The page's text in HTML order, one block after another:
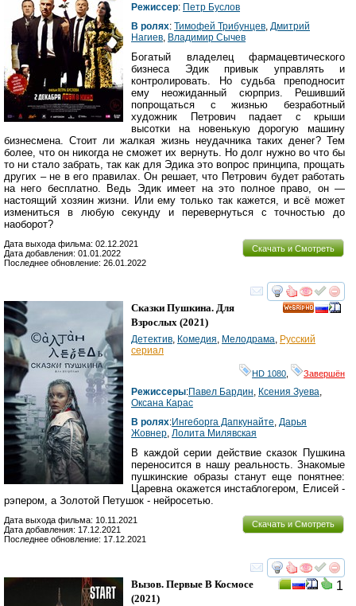
Режиссер: Петр Буслов
В ролях: Тимофей Трибунцев, Дмитрий
Нагиев, Владимир Сычев
Богатый владелец фармацевтического
бизнеса Эдик привык управлять и
контролировать. Но судьба преподносит
ему неожиданный сюрприз. Решивший
попрощаться с жизнью безработный
художник Петрович падает с крыши
высотки на новенькую дорогую машину
бизнесмена. Стоит ли жалкая жизнь неудачника таких денег? Тем
более, что он никогда не сможет их вернуть. Но долг нужно во что бы
то ни стало забрать, так как для Эдика это вопрос принципа, прощать
других – не в его правилах. Он решает, что Петрович будет работать
на него бесплатно. Ведь Эдик имеет на это полное право, он —
настоящий хозяин жизни. Или ему только так кажется, и всё может
измениться в любую секунду и перевернуться с точностью до
наоборот?
Скачать и Смотреть
Дата выхода фильма: 02.12.2021
Дата добавления: 01.01.2022
Последнее обновление: 26.01.2022
смотреть
Сказки Пушкина. Для
Взрослых (2021)
Детектив, Комедия, Мелодрама, Русский
сериал
HD 1080 Завершён
Режиссеры:Павел Бардин, Ксения Зуева,
Оксана Карас
В ролях:Ингеборга Дапкунайте, Дарья
Жовнер, Лолита Милявская
В каждой серии действие сказок Пушкина
переносится в нашу реальность. Знакомые
пушкинские образы станут еще понятнее:
Царевна окажется инстаблогером, Елисей -
рэпером, а Золотой Петушок - нейросетью.
Скачать и Смотреть
Дата выхода фильма: 10.11.2021
Дата добавления: 17.12.2021
Последнее обновление: 17.12.2021
смотреть
1
Вызов. Первые В Космосе
(2021)